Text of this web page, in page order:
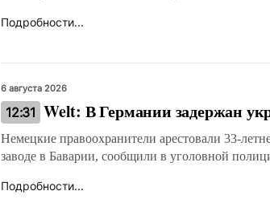
Подробности...
6 августа 2026
12:31 Welt: В Германии задержан
Немецкие правоохранители арестовали 33-
заводе в Баварии, сообщили в уголовной
Подробности...